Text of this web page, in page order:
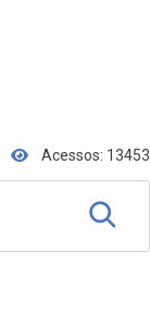
Acessos: 13453